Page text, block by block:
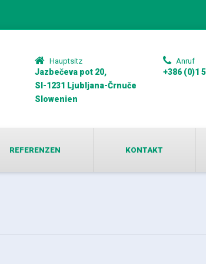
REFERENZEN KONTAKT
Hauptsitz
Jazbečeva pot 20,
SI-1231 Ljubljana-Črnuče
Slowenien
Anruf
+386 (0)1